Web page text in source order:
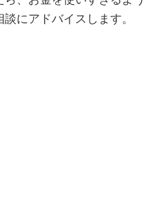
にアドバイスします。